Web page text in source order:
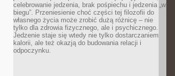
celebrowanie jedzenia, brak pośpiechu i jedzenia „w
biegu”. Przeniesienie choć części tej filozofii do
własnego życia może zrobić dużą różnicę – nie
tylko dla zdrowia fizycznego, ale i psychicznego.
Jedzenie staje się wtedy nie tylko dostarczaniem
kalorii, ale też okazją do budowania relacji i
odpoczynku.